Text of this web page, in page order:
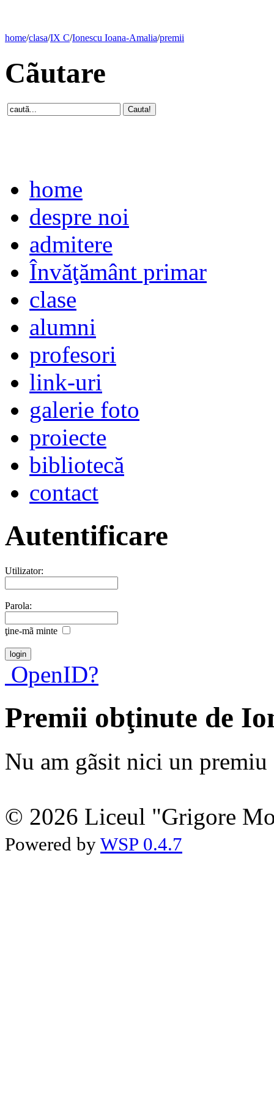
home/clasa/IX C/Ionescu Ioana-Amalia/premii
Cãutare
home
despre noi
admitere
Învăţământ primar
clase
alumni
profesori
link-uri
galerie foto
proiecte
bibliotecă
contact
Autentificare
Utilizator:
Parola:
ţine-mã minte
OpenID?
Premii obţinute de
Nu am gãsit nici un premiu
© 2026 Liceul "Grigore
Powered by WSP 0.4.7